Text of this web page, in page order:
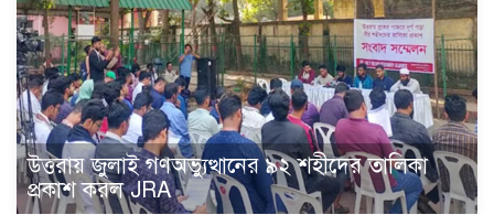
উত্তরায় জুলাই গণঅভ্যুত্থানের ৯২ শহীদের তালিকা
প্রকাশ করল JRA